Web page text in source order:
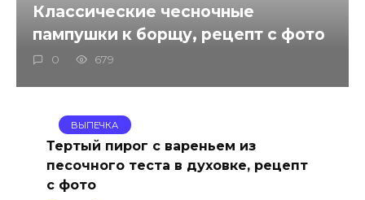
Классические чесночные
пампушки к борщу, рецепт с фото
0 679
ВЫПЕЧКА
Тертый пирог с вареньем из
песочного теста в духовке, рецепт
с фото